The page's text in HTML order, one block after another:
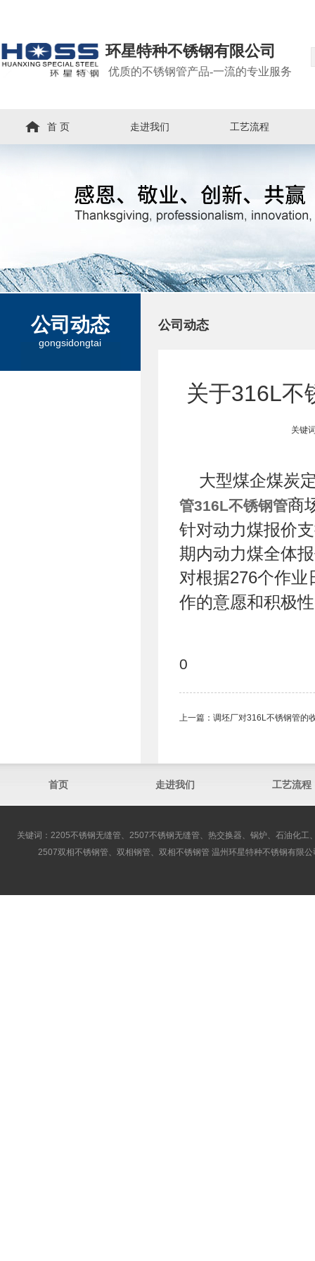
环星特种不锈钢有限公司
优质的不锈钢管产品-一流的专业服务
首 页 走进我们 工艺流程
公司动态
gongsidongtai
公司动态
关于316L不
关键
大型煤企煤炭
管316L不锈钢管商
针对动力煤报价
期内动力煤全体
对根据276个作
作的意愿和积极
0
上一篇： 调坯厂对316L不锈钢管的
首页 走进我们 工艺流程
关键词：2205不锈钢无缝管、2507不锈钢无缝管、热交换器、锅炉、石油化
2507双相不锈钢管、双相钢管、双相不锈钢管 温州环星特种不锈钢有限